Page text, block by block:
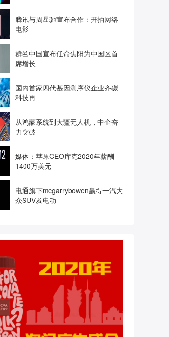
腾讯与周星驰宣布合作：开拍网络
电影
群邑中国宣布任命焦阳为中国区首
席增长
国内首家四代基因测序仪企业齐碳
科技再
从鸿蒙系统到大疆无人机，中企奋
力突破
媒体：苹果CEO库克2020年薪酬
1400万美元
电通旗下mcgarrybowen赢得一汽大
众SUV及电动